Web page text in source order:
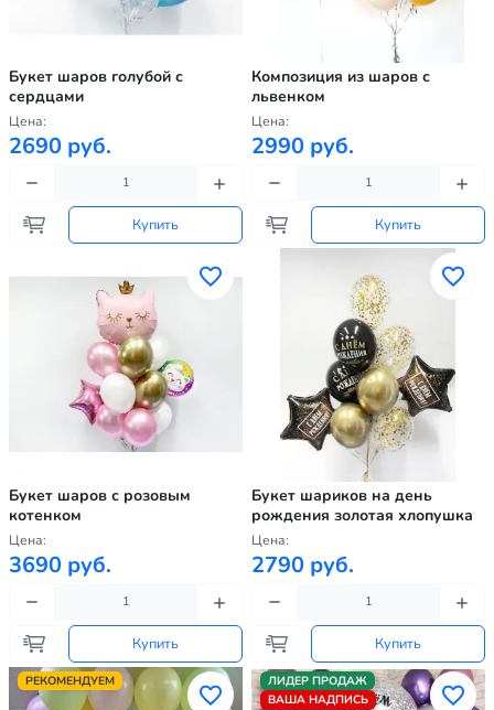
Букет шаров голубой с
сердцами
Цена:
2690 руб.
Купить
Композиция из шаров с
львенком
Цена:
2990 руб.
Купить
Букет шаров с розовым
котенком
Цена:
3690 руб.
Купить
Букет шариков на день
рождения золотая хлопушка
Цена:
2790 руб.
Купить
РЕКОМЕНДУЕМ
ЛИДЕР ПРОДАЖ
ВАША НАДПИСЬ